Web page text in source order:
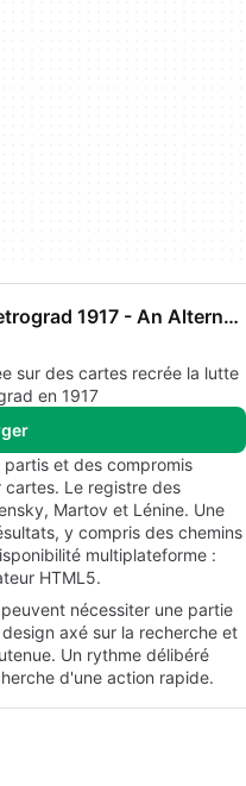
Social Democracy: Petrograd 1917 - An Alternate History
sur des cartes recrée la lutte
en 1917
et des compromis
Le registre des
Martov et Lénine. Une
y compris des chemins
multiplateforme :
HTML5.
nécessiter une partie
axé sur la recherche et
Un rythme délibéré
d'une action rapide.